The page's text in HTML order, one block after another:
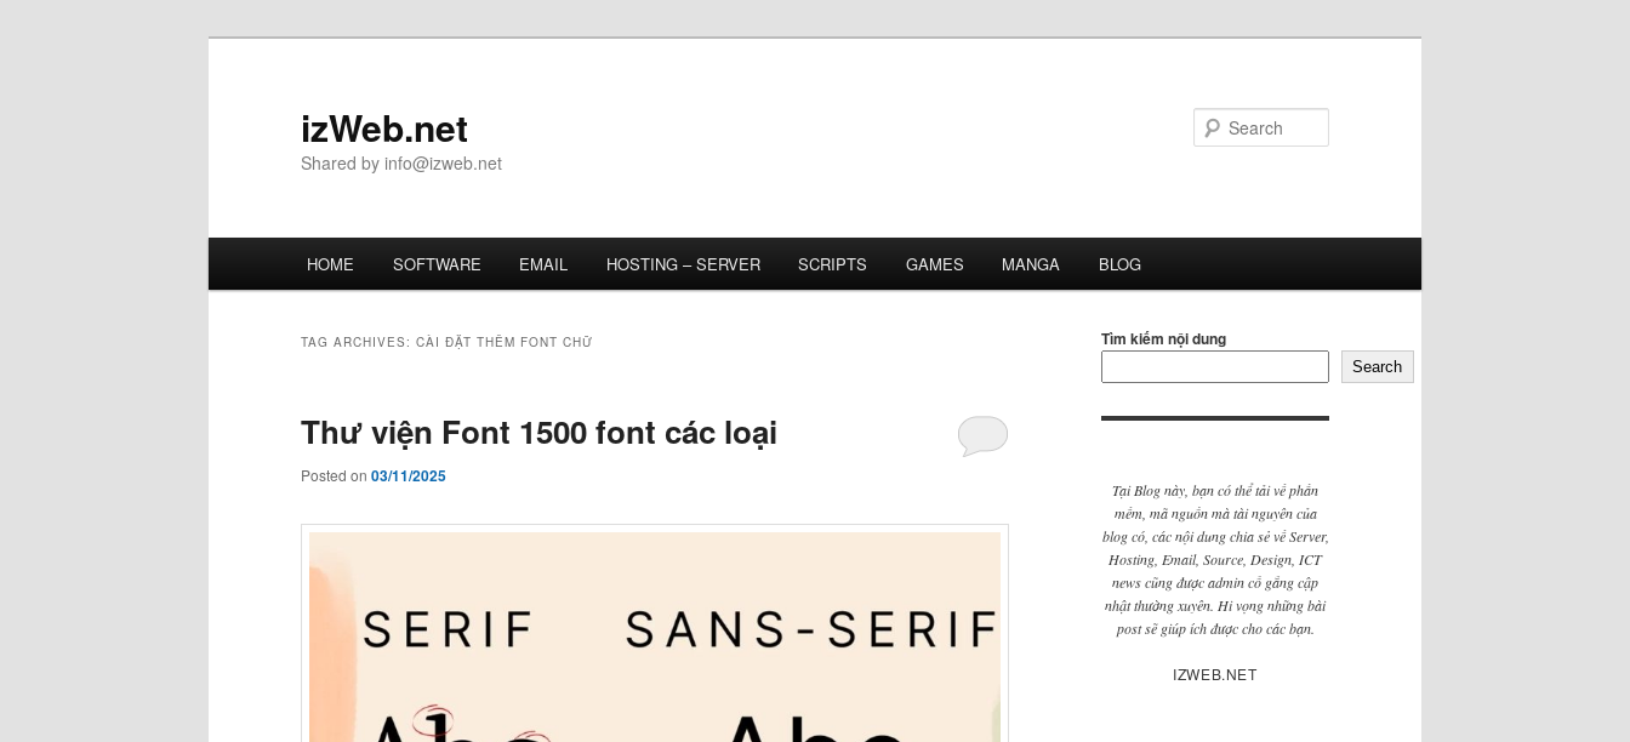
izWeb.net
Shared by info@izweb.net
HOME SOFTWARE EMAIL HOSTING – SERVER SCRIPTS GAMES MANGA BLOG
TAG ARCHIVES: CÀI ĐẶT THÊM FONT CHỮ
Thư viện Font 1500 font các loại
Posted on 03/11/2025
Tìm kiếm nội dung
Search
Tại Blog này, bạn có thể tải về phần
mềm, mã nguồn mà tài nguyên của
blog có, các nội dung chia sẻ về Server,
Hosting, Email, Source, Design, ICT
news cũng được admin cố gắng cập
nhật thường xuyên. Hi vọng những bài
post sẽ giúp ích được cho các bạn.
IZWEB.NET